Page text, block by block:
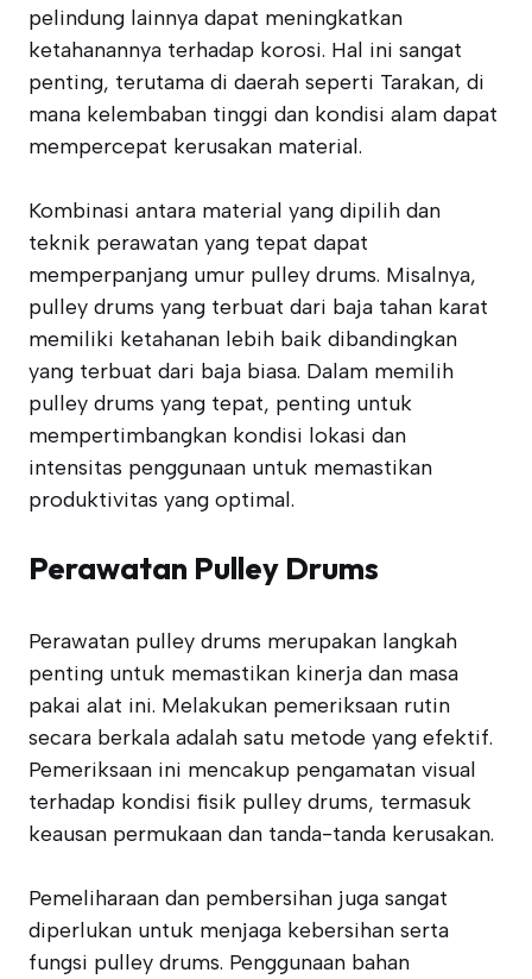
pelindung lainnya dapat meningkatkan
ketahanannya terhadap korosi. Hal ini sangat
penting, terutama di daerah seperti Tarakan, di
mana kelembaban tinggi dan kondisi alam dapat
mempercepat kerusakan material.
Kombinasi antara material yang dipilih dan
teknik perawatan yang tepat dapat
memperpanjang umur pulley drums. Misalnya,
pulley drums yang terbuat dari baja tahan karat
memiliki ketahanan lebih baik dibandingkan
yang terbuat dari baja biasa. Dalam memilih
pulley drums yang tepat, penting untuk
mempertimbangkan kondisi lokasi dan
intensitas penggunaan untuk memastikan
produktivitas yang optimal.
Perawatan Pulley Drums
Perawatan pulley drums merupakan langkah
penting untuk memastikan kinerja dan masa
pakai alat ini. Melakukan pemeriksaan rutin
secara berkala adalah satu metode yang efektif.
Pemeriksaan ini mencakup pengamatan visual
terhadap kondisi fisik pulley drums, termasuk
keausan permukaan dan tanda-tanda kerusakan.
Pemeliharaan dan pembersihan juga sangat
diperlukan untuk menjaga kebersihan serta
fungsi pulley drums. Penggunaan bahan